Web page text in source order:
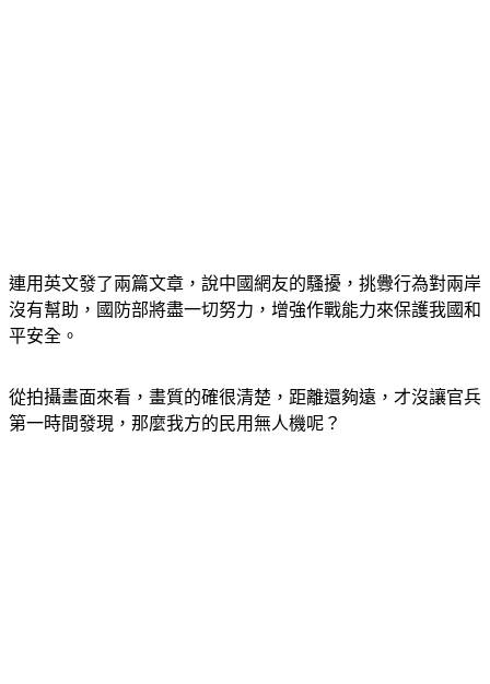
連用英文發了兩篇文章，說中國網友的騷擾，挑釁行為對兩岸
沒有幫助，國防部將盡一切努力，增強作戰能力來保護我國和
從拍攝畫面來看，畫質的確很清楚，距離還夠遠，才沒讓官兵